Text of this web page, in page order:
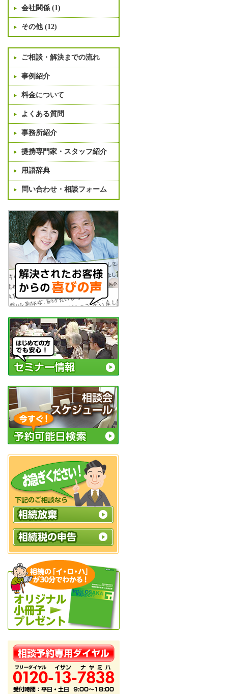
会社関係 (1)
その他 (12)
ご相談・解決までの流れ
事例紹介
料金について
よくある質問
事務所紹介
提携専門家・スタッフ紹介
用語辞典
問い合わせ・相談フォーム